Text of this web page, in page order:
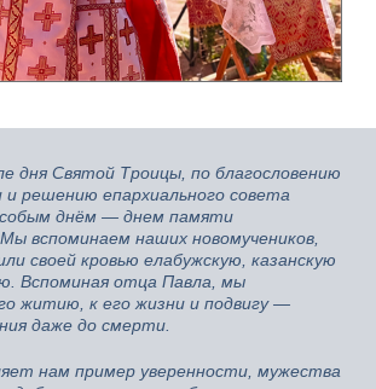
дня Святой Троицы, по благословению
и решению епархиального совета
днём — днем памяти
вспоминаем наших новомучеников,
своей кровью елабужскую, казанскую
Вспоминая отца Павла, мы
житию, к его жизни и подвигу —
даже до смерти.
нам пример уверенности, мужества